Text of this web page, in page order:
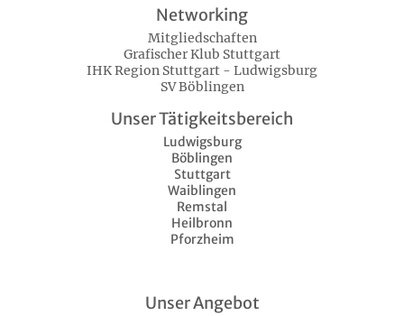
Networking
Mitgliedschaften
Grafischer Klub Stuttgart
IHK Region Stuttgart - Ludwigsburg
SV Böblingen
Unser Tätigkeitsbereich
Ludwigsburg
Böblingen
Stuttgart
Waiblingen
Remstal
Heilbronn
Pforzheim
Unser Angebot